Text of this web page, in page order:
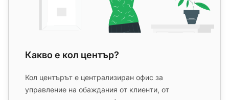
Какво е кол център?
Кол центърът е централизиран офис за
управление на обаждания от клиенти, от